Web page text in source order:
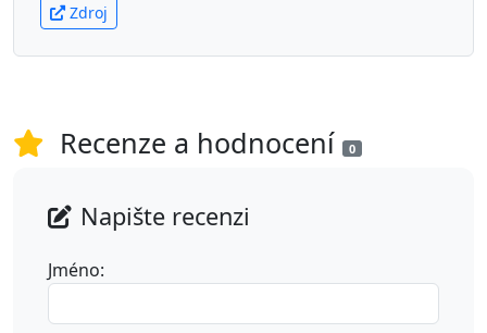
Zdroj
Recenze a hodnocení 0
Napište recenzi
Jméno: